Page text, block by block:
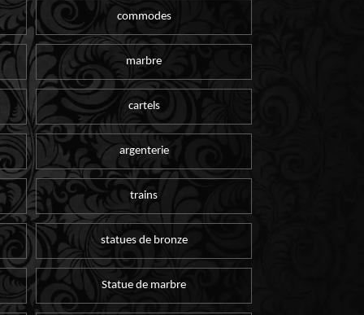
commodes
marbre
cartels
argenterie
trains
statues de bronze
Statue de marbre